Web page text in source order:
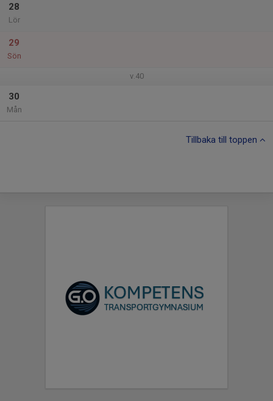
28
Lör
29
Sön
v.40
30
Mån
Tillbaka till toppen